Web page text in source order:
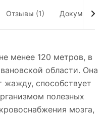
Отзывы (1) Документы
менее 120 метров, в
области. Она
жажду, способствует
полезных
мозга,